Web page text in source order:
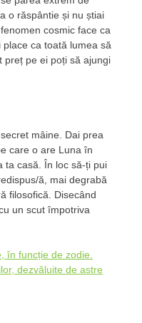
o răspântie și nu știai
cosmic face ca
ca toată lumea să
preț pe ei poți să ajungi
mâine. Dai prea
care o are Luna în
ta casă. În loc să-ți pui
ă, mai degrabă
filosofică. Disecând
un scut împotriva
în funcție de zodie.
dezvăluite de astre